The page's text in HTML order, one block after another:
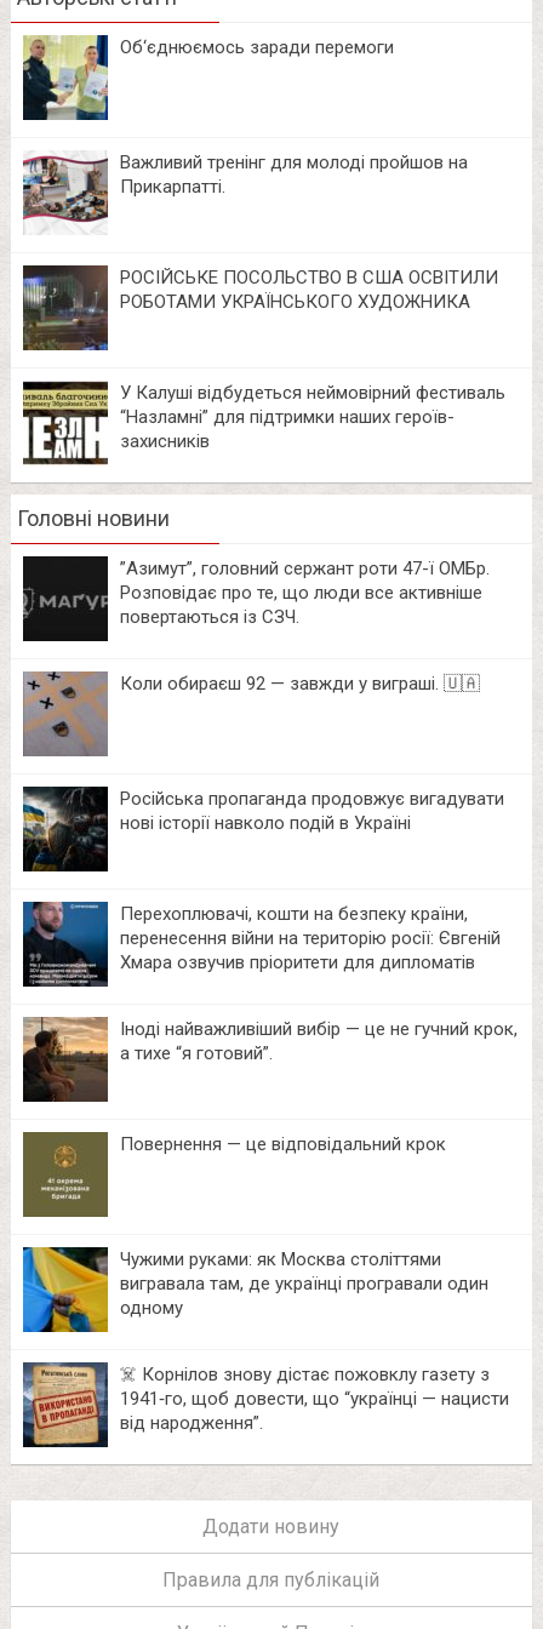
Об‘єднюємось заради перемоги
Важливий тренінг для молоді пройшов на
Прикарпатті.
РОСІЙСЬКЕ ПОСОЛЬСТВО В США ОСВІТИЛИ
РОБОТАМИ УКРАЇНСЬКОГО ХУДОЖНИКА
У Калуші відбудеться неймовірний фестиваль
“Назламні” для підтримки наших героїв-
захисників
Головні новини
⁨”Азимут”, головний сержант роти 47-ї ОМБр.
Розповідає про те, що люди все активніше
повертаються із СЗЧ.
Коли обираєш 92 — завжди у виграші. 🇺🇦
Російська пропаганда продовжує вигадувати
нові історії навколо подій в Україні
Перехоплювачі, кошти на безпеку країни,
перенесення війни на територію росії: Євгеній
Хмара озвучив пріоритети для дипломатів
Іноді найважливіший вибір — це не гучний крок,
а тихе “я готовий”.
Повернення — це відповідальний крок
Чужими руками: як Москва століттями
вигравала там, де українці програвали один
одному
☠️ Корнілов знову дістає пожовклу газету з
1941‑го, щоб довести, що “українці — нацисти
від народження”.
Додати новину
Правила для публікацій